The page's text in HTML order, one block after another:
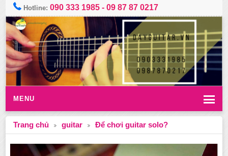
Hotline:090 333 1985 -09 87 87 0217
MENU
Trang chủ guitar Để chơi guitar solo?